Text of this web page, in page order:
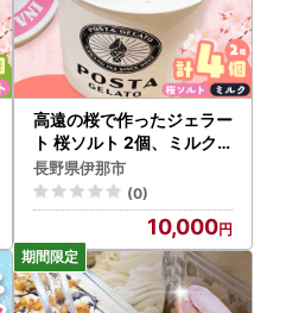
高遠の桜で作ったジェラー
ト 桜ソルト 2個、ミルク2
個 合計130ml×4個【010
-c3】
長野県伊那市
(0)
10,000